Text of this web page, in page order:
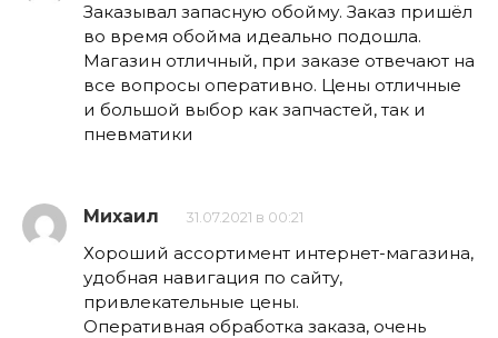
Заказывал запасную обойму. Заказ пришёл
во время обойма идеально подошла.
Магазин отличный, при заказе отвечают на
все вопросы оперативно. Цены отличные
и большой выбор как запчастей, так и
пневматики
Михаил 31.07.2021 в 00:21
Хороший ассортимент интернет-магазина,
удобная навигация по сайту,
привлекательные цены.
Оперативная обработка заказа, очень